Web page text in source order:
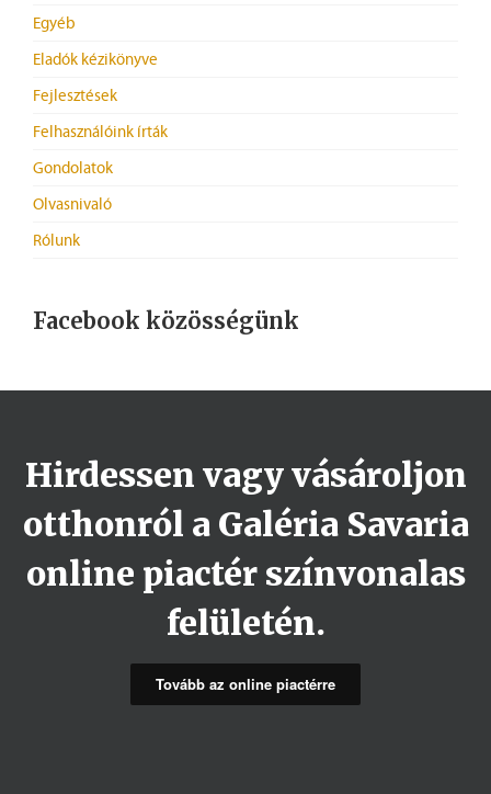
Egyéb
Eladók kézikönyve
Fejlesztések
Felhasználóink írták
Gondolatok
Olvasnivaló
Rólunk
Facebook közösségünk
Hirdessen vagy vásároljon
otthonról a Galéria Savaria
online piactér színvonalas
felületén.
Tovább az online piactérre